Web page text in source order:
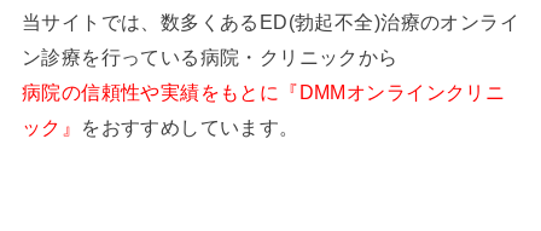
当サイトでは、数多くあるED(勃起不全)治療のオンライ
ン診療を行っている病院・クリニックから
病院の信頼性や実績をもとに『DMMオンラインクリニ
ック』
をおすすめしています。